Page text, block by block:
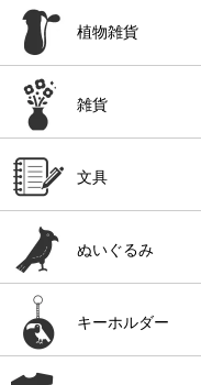
植物雑貨
雑貨
文具
ぬいぐるみ
キーホルダー